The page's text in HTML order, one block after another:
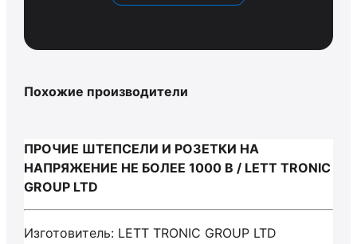
Похожие производители
ПРОЧИЕ ШТЕПСЕЛИ И РОЗЕТКИ НА
НАПРЯЖЕНИЕ НЕ БОЛЕЕ 1000 В / LETT TRONIC
GROUP LTD
Изготовитель: LETT TRONIC GROUP LTD